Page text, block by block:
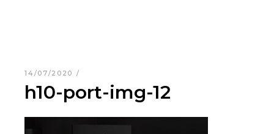
14/07/2020
h10-port-img-12